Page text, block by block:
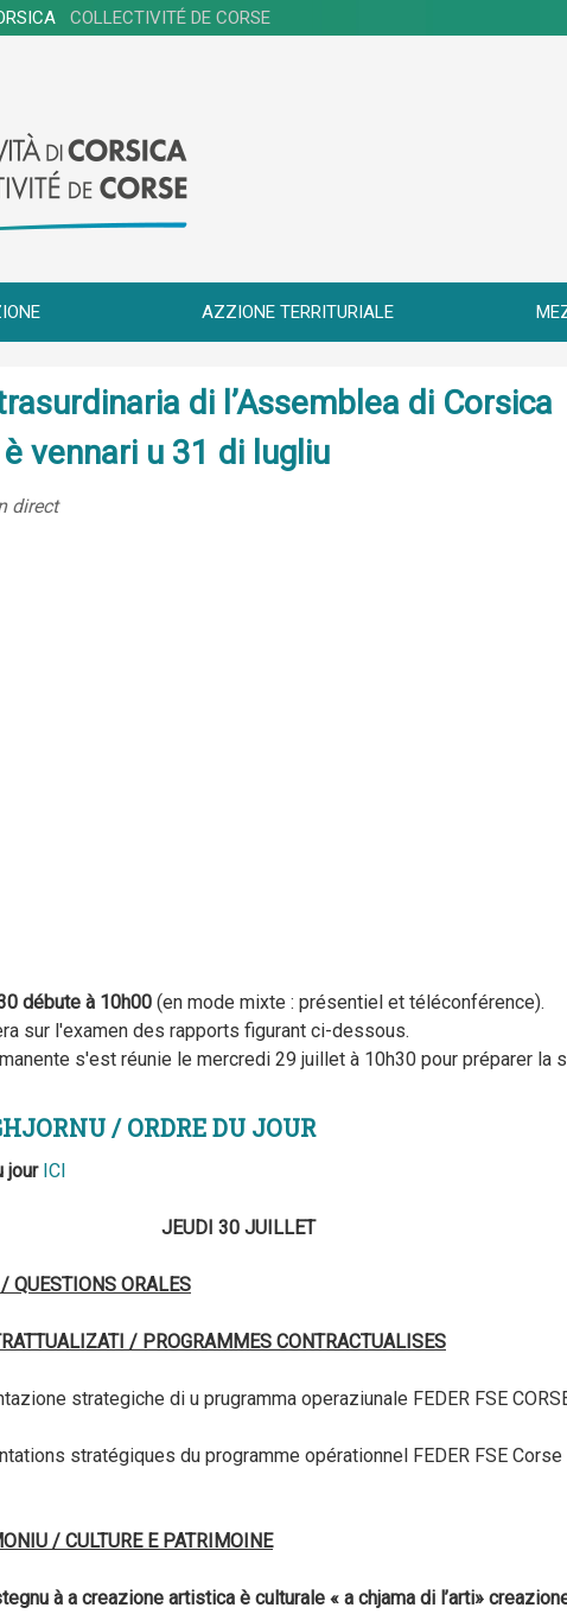
COLLECTIVITÉ DE CORSE
AZZIONE TERRITURIALE
di l’Assemblea di Corsica
vennari u 31 di lugliu
direct
débute à 10h00 (en mode mixte : présentiel et téléconférence).
sur l'examen des rapports figurant ci-dessous.
s'est réunie le mercredi 29 juillet à 10h30 pour préparer la
/ ORDRE DU JOUR
jour ICI
JEUDI 30 JUILLET
QUESTIONS ORALES
/ PROGRAMMES CONTRACTUALISES
strategiche di u prugramma operaziunale FEDER FSE
stratégiques du programme opérationnel FEDER FSE
/ CULTURE E PATRIMOINE
à a creazione artistica è culturale « a chjama di l’arti»